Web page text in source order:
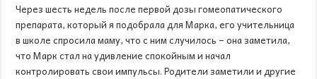
Через шесть недель после первой дозы гомеопатического
препарата, который я подобрала для Марка, его учительница
в школе спросила маму, что с ним случилось – она заметила,
что Марк стал на удивление спокойным и начал
контролировать свои импульсы. Родители заметили и другие